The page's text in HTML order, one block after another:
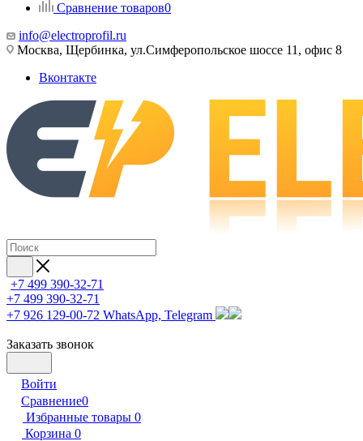
Сравнение товаров0
info@electroprofil.ru
Москва, Щербинка, ул.Симферопольское шоссе 11, офис 8
Вконтакте
+7 499 390-32-71
+7 499 390-32-71
+7 926 129-00-72 WhatsApp, Telegram
Заказать звонок
Войти
Сравнение0
Избранные товары 0
Корзина 0